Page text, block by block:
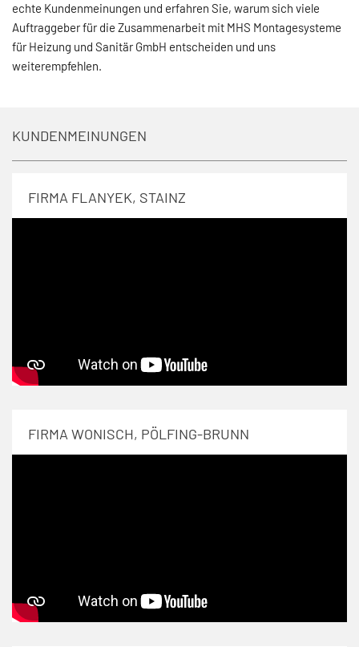
echte Kundenmeinungen und erfahren Sie, warum sich viele
Auftraggeber für die Zusammenarbeit mit MHS Montagesysteme
für Heizung und Sanitär GmbH entscheiden und uns
weiterempfehlen.
KUNDENMEINUNGEN
FIRMA FLANYEK, STAINZ
FIRMA WONISCH, PÖLFING-BRUNN